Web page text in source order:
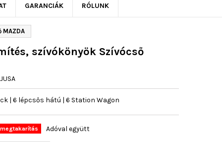
GARANCIÁK RÓLUNK
szívókönyök Szívócső
| 6 lépcsős hátú | 6 Station Wagon
Adóval együtt